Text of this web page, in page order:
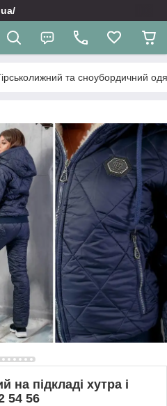
та сноубордичний
підкладі хутра і
54 56